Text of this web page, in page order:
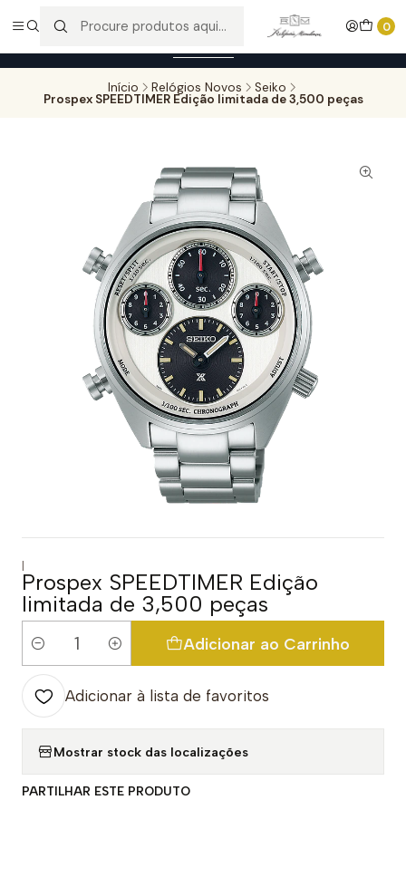
0
Entregas gratuitas para compras superiores a 100,00€ - Todas as
encomendas serão sujeitas a confirmação de stock.
Início Relógios Novos Seiko
Prospex SPEEDTIMER Edição limitada de 3,500 peças
|
Prospex SPEEDTIMER Edição
limitada de 3,500 peças
Quantidade
Adicionar ao Carrinho
Adicionar à lista de favoritos
Mostrar stock das localizações
PARTILHAR ESTE PRODUTO